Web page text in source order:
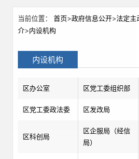
当前位置： 首页>政府信息公开>法定主
介>内设机构
内设机构
区办公室 区党工委组织部
区党工委政法委 区发改局
区科创局
区企服局（经信
局）